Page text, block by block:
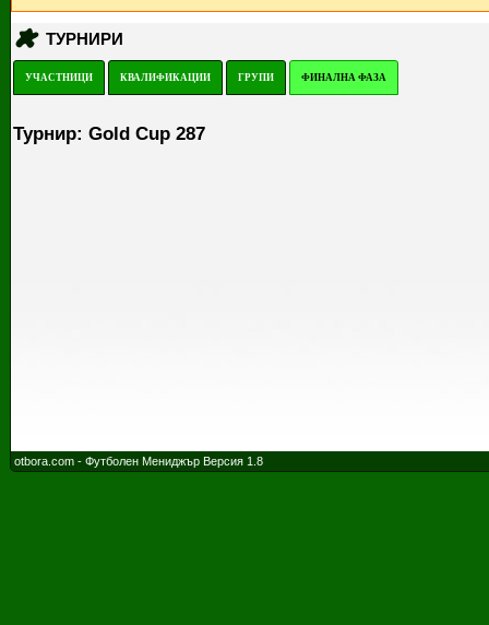
ТУРНИРИ
УЧАСТНИЦИ КВАЛИФИКАЦИИ ГРУПИ ФИНАЛНА ФАЗА
Турнир: Gold Cup 287
otbora.com - Футболен Мениджър Версия 1.8